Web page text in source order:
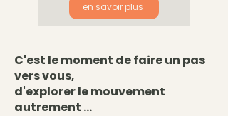
en savoir plus
C'est le moment de faire un pas
vers vous,
d'explorer le mouvement
autrement ...